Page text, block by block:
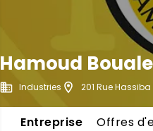
Hamoud
Industries 201 Rue
Entreprise Offres